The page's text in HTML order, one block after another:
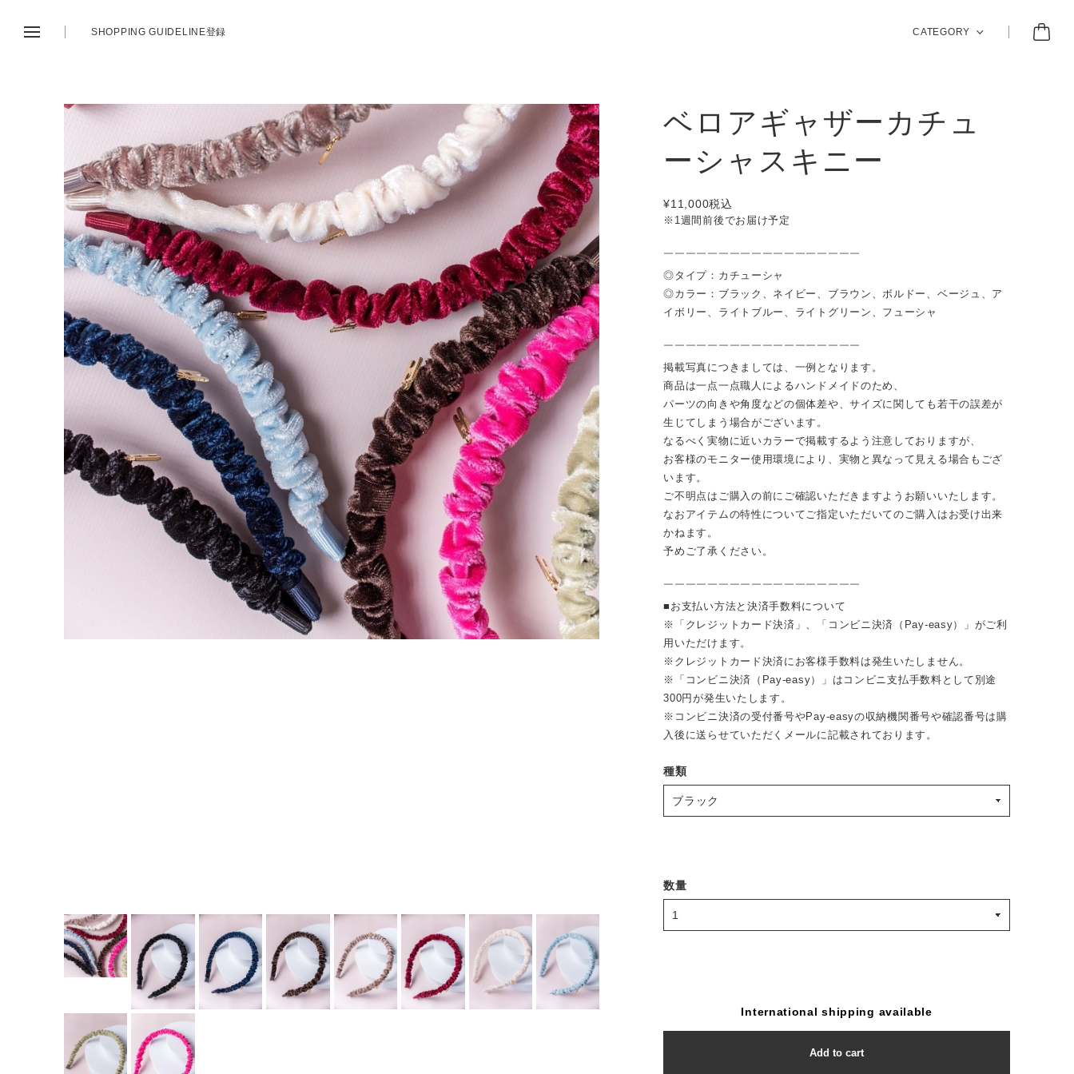
SHOPPING GUIDELINE登録 CATEGORY
ベロアギャザーカチュ
ーシャスキニー
¥11,000税込
※1週間前後でお届け予定
￣￣￣￣￣￣￣￣￣￣￣￣￣￣￣￣￣￣
◎タイプ：カチューシャ
◎カラー：ブラック、ネイビー、ブラウン、ボルドー、ベージュ、ア
イボリー、ライトブルー、ライトグリーン、フューシャ
￣￣￣￣￣￣￣￣￣￣￣￣￣￣￣￣￣￣
掲載写真につきましては、一例となります。
商品は一点一点職人によるハンドメイドのため、
パーツの向きや角度などの個体差や、サイズに関しても若干の誤差が
生じてしまう場合がございます。
なるべく実物に近いカラーで掲載するよう注意しておりますが、
お客様のモニター使用環境により、実物と異なって見える場合もござ
います。
ご不明点はご購入の前にご確認いただきますようお願いいたします。
なおアイテムの特性についてご指定いただいてのご購入はお受け出来
かねます。
予めご了承ください。
￣￣￣￣￣￣￣￣￣￣￣￣￣￣￣￣￣￣
■お支払い方法と決済手数料について
※「クレジットカード決済」、「コンビニ決済（Pay-easy）」がご利
用いただけます。
※クレジットカード決済にお客様手数料は発生いたしません。
※「コンビニ決済（Pay-easy）」はコンビニ支払手数料として別途
300円が発生いたします。
※コンビニ決済の受付番号やPay-easyの収納機関番号や確認番号は購
入後に送らせていただくメールに記載されております。
種類
数量
International shipping available
Add to cart